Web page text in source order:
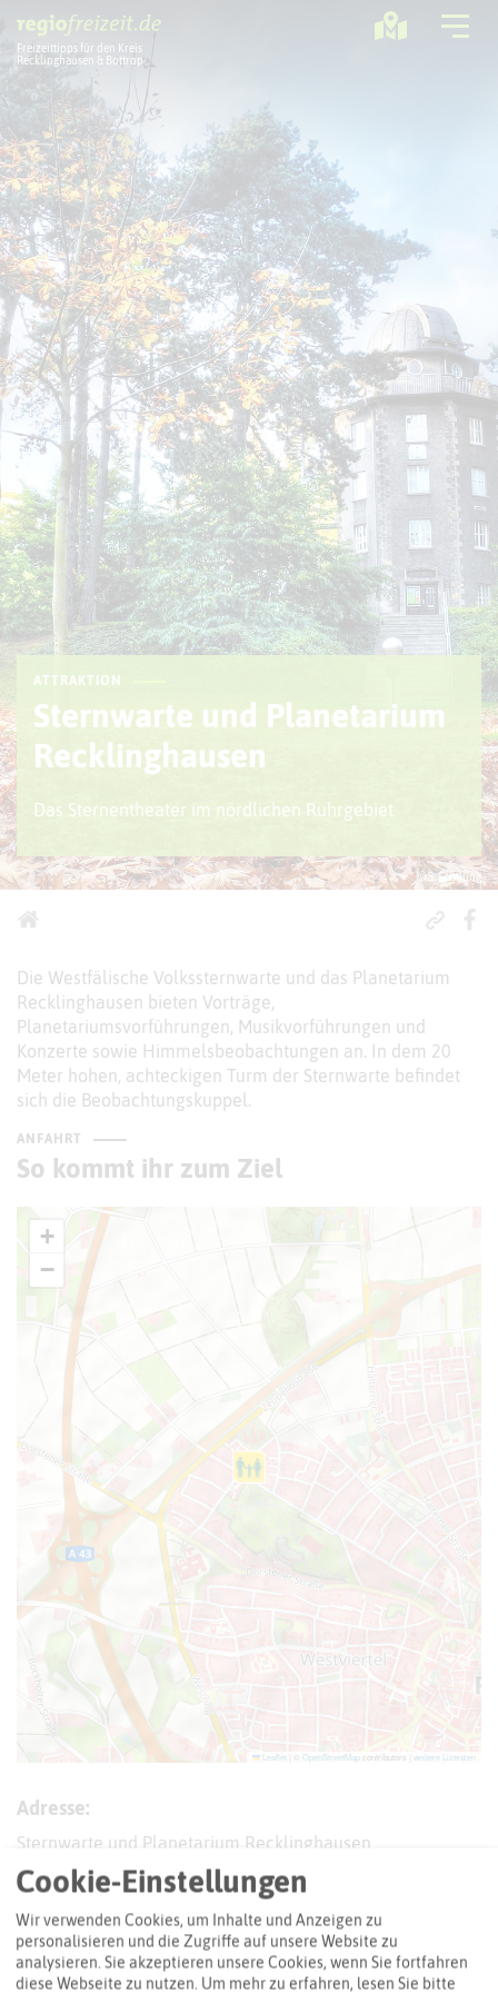
Freizeittipps für den Kreis
Recklinghausen & Bottrop
Ausflugstipps
Sport + Bewegung
Aktuelles
Freizeitregion
© S. Schilling
ATTRAKTION
Sternwarte und Planetarium
Recklinghausen
Das Sternentheater im nördlichen Ruhrgebiet
Die Westfälische Volkssternwarte und das Planetarium
Recklinghausen bieten Vorträge,
Planetariumsvorführungen, Musikvorführungen und
Konzerte sowie Himmelsbeobachtungen an. In dem 20
Meter hohen, achteckigen Turm der Sternwarte befindet
sich die Beobachtungskuppel.
ANFAHRT
So kommt ihr zum Ziel
+
−
Leaflet OpenStreetMapcontributors | weitere Lizenzen
Adresse:
Sternwarte und Planetarium Recklinghausen
Stadtgarten 6
45657 Recklinghausen
Webseite
Cookie-Einstellungen
Wir verwenden Cookies, um Inhalte und Anzeigen zu
personalisieren und die Zugriffe auf unsere Website zu
analysieren. Sie akzeptieren unsere Cookies, wenn Sie fortfahren
diese Webseite zu nutzen. Um mehr zu erfahren, lesen Sie bitte